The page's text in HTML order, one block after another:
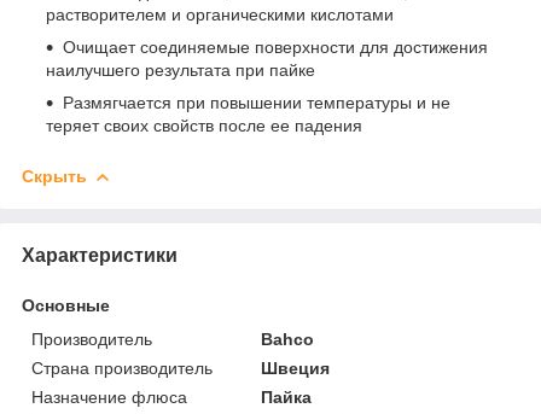
растворителем и органическими кислотами
Очищает соединяемые поверхности для достижения
наилучшего результата при пайке
Размягчается при повышении температуры и не
теряет своих свойств после ее падения
Скрыть
Характеристики
Основные
Производитель
Bahco
Страна производитель
Швеция
Назначение флюса
Пайка